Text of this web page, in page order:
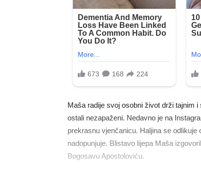
Maša radije svoj osobni život drži tajnim
ostali nezapaženi. Nedavno je na
prekrasnu vjenčanicu. Haljina se
nadopunjuje. Blistavo lijepa Maša
Bogosavu Apostoloviću.